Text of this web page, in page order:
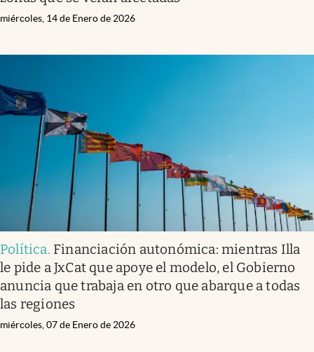
miércoles, 14 de Enero de 2026
Política. Financiación autonómica: mientras Illa
le pide a JxCat que apoye el modelo, el Gobierno
anuncia que trabaja en otro que abarque a todas
las regiones
miércoles, 07 de Enero de 2026